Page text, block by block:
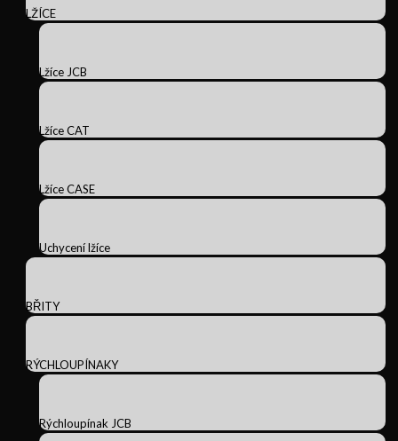
LŽÍCE
Lžíce JCB
Lžíce CAT
Lžíce CASE
Uchycení lžíce
BŘITY
RÝCHLOUPÍNAKY
Rýchloupínak JCB